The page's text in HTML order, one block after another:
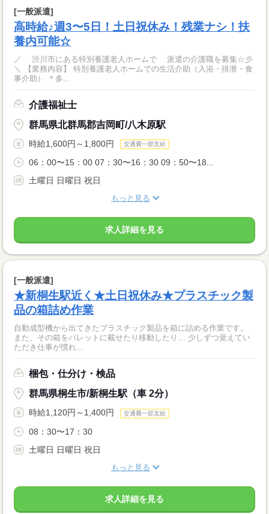
[一般派遣]
高時給♪週3〜5日！土日祝休み！残業ナシ！扶
養内可能☆
／ 渋川市にある特別養護老人ホームで 派遣の介護職を募集☆彡
＼ 【業務内容】 特別養護老人ホームでの生活介助（入浴・排泄・食
事介助） ＊多...
介護福祉士
群馬県北群馬郡吉岡町/八木原駅
時給1,600円～1,800円 交通費一部支給
06：00〜15：00 07：30〜16：30 09：50〜18...
土曜日 日曜日 祝日
もっと見る
求人詳細を見る
[一般派遣]
★新桐生駅近く★土日祝休み★プラスチック製
品の箱詰め作業
自動成型機から出てきたプラスチック製品を箱に詰める作業です。
また、その箱をパレットに載せたり移動したり… 少しずつ覚えてい
ただき仕事が慣れ...
梱包・仕分け・検品
群馬県桐生市/新桐生駅（車 2分）
時給1,120円～1,400円 交通費一部支給
08：30〜17：30
土曜日 日曜日 祝日
もっと見る
求人詳細を見る